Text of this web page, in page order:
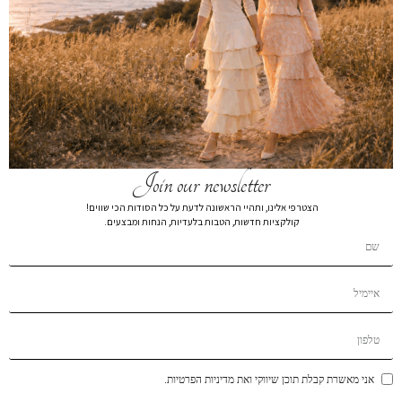
חצאית עם דיטל בתפר בז’
₪279
₪179
חולצה עם שרוול רחב בז’
₪279
₪159
קטגוריות
Join our newsletter
הצטרפי אלינו, ותהיי הראשונה לדעת על כל הסודות הכי שווים!
קולקציות חדשות, הטבות בלעדיות, הנחות ומבצעים.
אני מאשרת קבלת תוכן שיווקי ואת מדיניות הפרטיות.